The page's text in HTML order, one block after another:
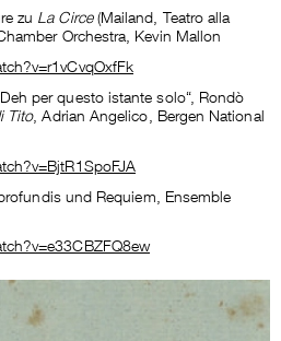
zu La Circe(Mailand, Teatro alla
Orchestra, Kevin Mallon
per questo istante solo“, Rondò
Tito, Adrian Angelico, Bergen National
und Requiem, Ensemble